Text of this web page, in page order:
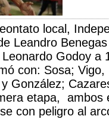
local,
Leandro
Godoy a
con: Sosa;
González;
etapa, ambos
con peligro al